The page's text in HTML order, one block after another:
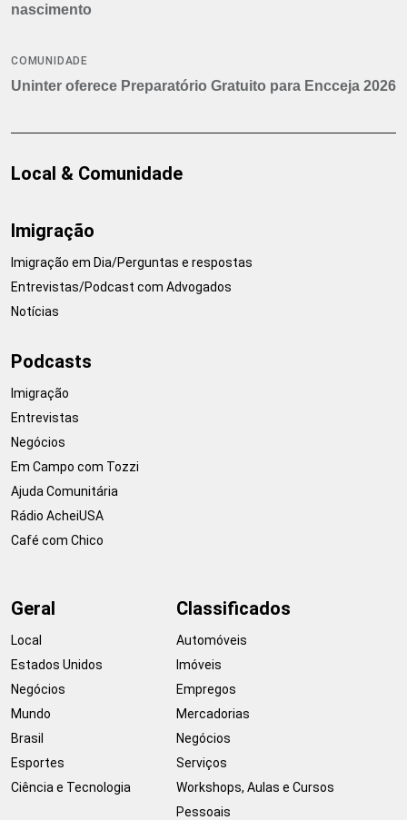
nascimento
COMUNIDADE
Uninter oferece Preparatório Gratuito para Encceja 2026
Local & Comunidade
Imigração
Imigração em Dia/Perguntas e respostas
Entrevistas/Podcast com Advogados
Notícias
Podcasts
Imigração
Entrevistas
Negócios
Em Campo com Tozzi
Ajuda Comunitária
Rádio AcheiUSA
Café com Chico
Geral
Local
Estados Unidos
Negócios
Mundo
Brasil
Esportes
Ciência e Tecnologia
Classificados
Automóveis
Imóveis
Empregos
Mercadorias
Negócios
Serviços
Workshops, Aulas e Cursos
Pessoais